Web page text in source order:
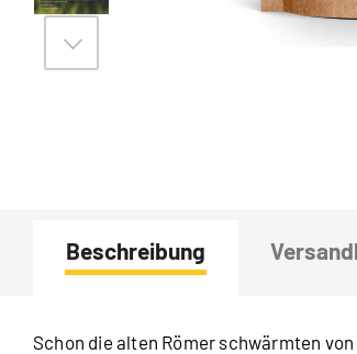
Beschreibung
Schon die alten Römer schwärmten